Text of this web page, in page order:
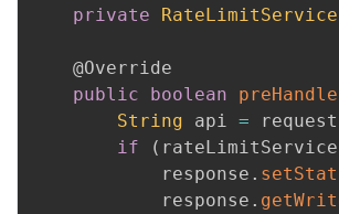
private
RateLimitService
@Override
public
boolean preHandle
String api = request
if
( rateLimitService
            response
.
            response
.